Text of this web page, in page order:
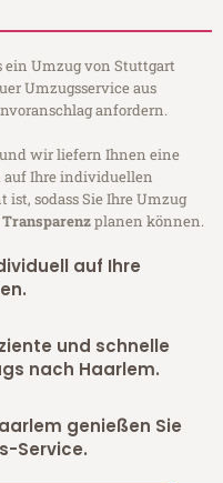
Umzug von Stuttgart
Umzugsservice aus
anfordern.
wir liefern Ihnen eine
auf Ihre individuellen
sodass Sie Ihre Umzug
planen können.
auf Ihre
und schnelle
nach Haarlem.
genießen Sie
Service.